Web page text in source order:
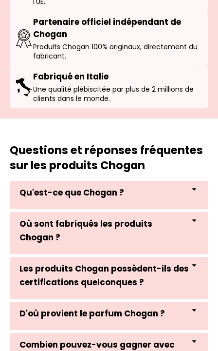
Partenaire officiel indépendant de
Chogan
Produits Chogan 100% originaux, directement du
fabricant.
Fabriqué en Italie
Une qualité plébiscitée par plus de 2 millions de
clients dans le monde.
Questions et réponses fréquentes
sur les produits Chogan
Qu'est-ce que Chogan ?
Où sont fabriqués les produits
Chogan ?
Les produits Chogan possèdent-ils des
certifications quelconques ?
D'où provient le parfum Chogan ?
Combien pouvez-vous gagner avec